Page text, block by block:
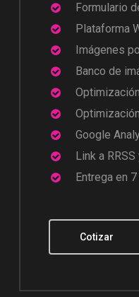
Formulario
Plataforma
Imágenes
Banco de
Google
Link a
Entrega en
Cotizar